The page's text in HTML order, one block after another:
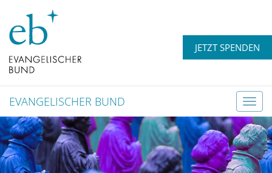
JETZT SPENDEN
T
o
g
g
l
EVANGELISCHER BUND